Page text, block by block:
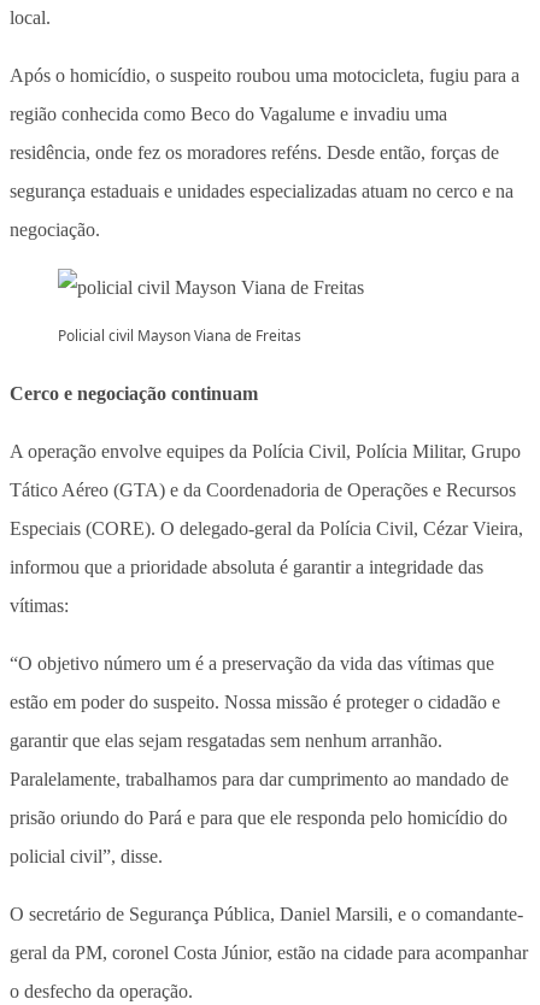
local.
Após o homicídio, o suspeito roubou uma motocicleta, fugiu para a
região conhecida como Beco do Vagalume e invadiu uma
residência, onde fez os moradores reféns. Desde então, forças de
segurança estaduais e unidades especializadas atuam no cerco e na
negociação.
Policial civil Mayson Viana de Freitas
Cerco e negociação continuam
A operação envolve equipes da Polícia Civil, Polícia Militar, Grupo
Tático Aéreo (GTA) e da Coordenadoria de Operações e Recursos
Especiais (CORE). O delegado-geral da Polícia Civil, Cézar Vieira,
informou que a prioridade absoluta é garantir a integridade das
vítimas:
“O objetivo número um é a preservação da vida das vítimas que
estão em poder do suspeito. Nossa missão é proteger o cidadão e
garantir que elas sejam resgatadas sem nenhum arranhão.
Paralelamente, trabalhamos para dar cumprimento ao mandado de
prisão oriundo do Pará e para que ele responda pelo homicídio do
policial civil”, disse.
O secretário de Segurança Pública, Daniel Marsili, e o comandante-
geral da PM, coronel Costa Júnior, estão na cidade para acompanhar
o desfecho da operação.